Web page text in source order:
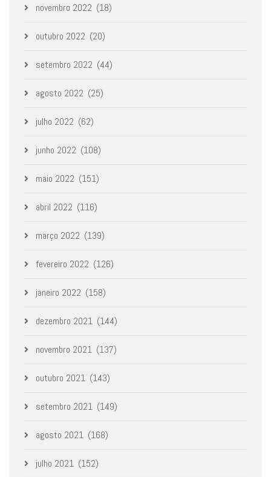
novembro 2022 (18)
outubro 2022 (20)
setembro 2022 (44)
agosto 2022 (25)
julho 2022 (62)
junho 2022 (108)
maio 2022 (151)
abril 2022 (116)
março 2022 (139)
fevereiro 2022 (126)
janeiro 2022 (158)
dezembro 2021 (144)
novembro 2021 (137)
outubro 2021 (143)
setembro 2021 (149)
agosto 2021 (168)
julho 2021 (152)